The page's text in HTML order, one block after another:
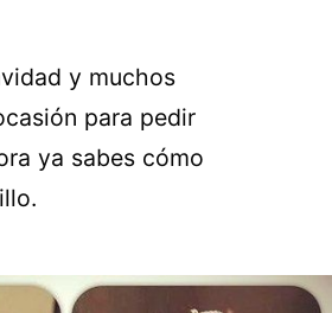
y muchos
para pedir
ya sabes cómo